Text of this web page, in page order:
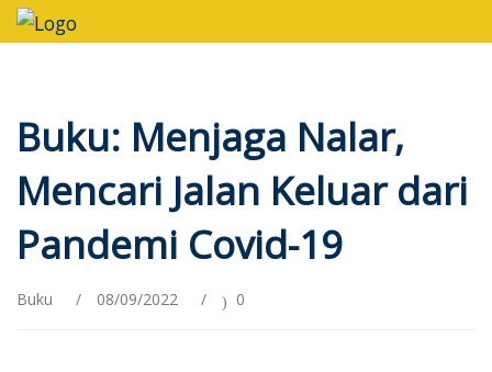
Buku: Menjaga Nalar,
Mencari Jalan Keluar dari
Pandemi Covid-19
Buku / 08/09/2022 / 0